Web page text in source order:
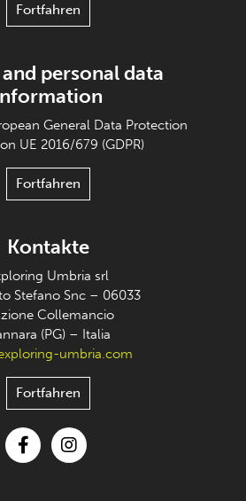
Fortfahren
personal data
General Data Protection
UE 2016/679 (GDPR)
Fortfahren
Kontakte
Umbria srl
Stefano Snc – 06033
Collemancio
(PG) – Italia
umbria.com
Fortfahren